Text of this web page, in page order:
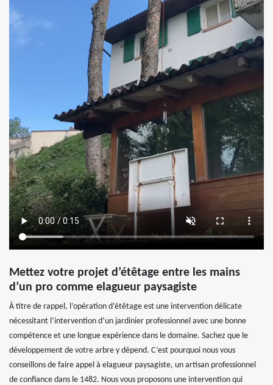
Mettez votre projet d’étêtage entre les mains
d’un pro comme elagueur paysagiste
À titre de rappel, l’opération d’étêtage est une intervention délicate
nécessitant l’intervention d’un jardinier professionnel avec une bonne
compétence et une longue expérience dans le domaine. Sachez que le
développement de votre arbre y dépend. C’est pourquoi nous vous
conseillons de faire appel à elagueur paysagiste, un artisan professionnel
de confiance dans le 1482. Nous vous proposons une intervention qui